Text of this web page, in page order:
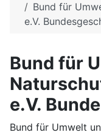
Bund für
e.V.
Bund für
e.V.
Bund für Umwelt